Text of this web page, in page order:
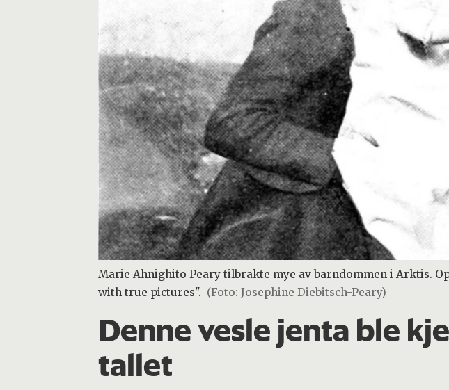
Marie Ahnighito Peary tilbrakte mye av barndommen i Arktis.
with true pictures". (Foto: Josephine Diebitsch-Peary)
Denne vesle jenta ble
tallet